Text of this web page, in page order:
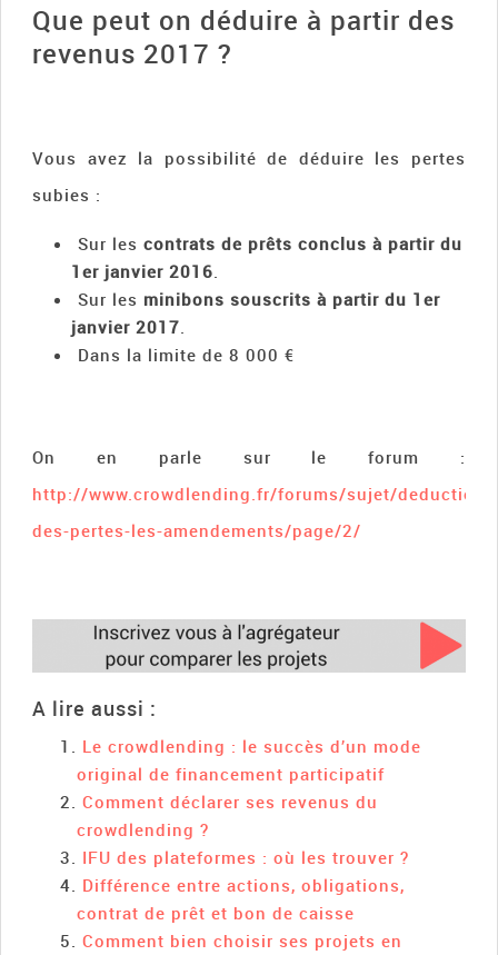
Que peut on déduire à partir des
revenus 2017 ?
Vous avez la possibilité de déduire les pertes
subies :
Sur lescontrats de prêts conclus à partir du
1er janvier 2016
Sur les minibons souscrits à partir du 1er
janvier 2017
Dans la limite de 8 000 €
On en parle sur le forum :
http://www.crowdlending.fr/forums/sujet/
des-pertes-les-amendements/page/2/
A lire aussi :
Le crowdlending : le succès d’un mode
original de financement participatif
Comment déclarer ses revenus du
crowdlending ?
IFU des plateformes : où les trouver ?
Différence entre actions, obligations,
contrat de prêt et bon de caisse
Comment bien choisir ses projets en